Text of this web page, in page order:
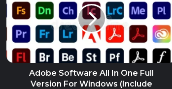
Adobe Software All In One Full
Version For Windows (Include